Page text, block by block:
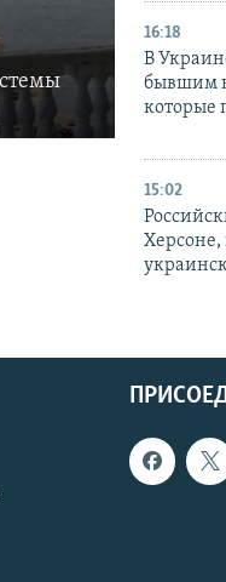
16:18
В
бывшим
которые
15:02
Херсоне,